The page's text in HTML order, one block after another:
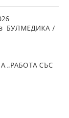
БУЛМЕДИКА /
„РАБОТА СЪС